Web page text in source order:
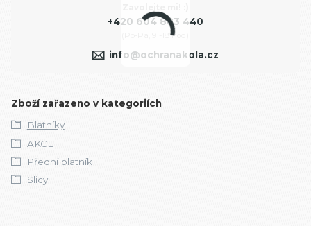
+420 604 883 440
(Po-Pá, 9 -18 hod)
info@ochranakola.cz
Zboží zařazeno v kategoriích
Blatníky
AKCE
Přední blatník
Slicy